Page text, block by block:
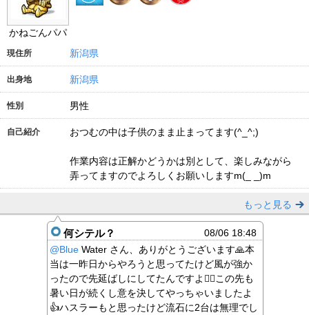
かねごんパパ
現住所 新潟県
出身地 新潟県
性別 男性
自己紹介 おつむの中は子供のまま止まってます(^_^;)
作業内容は正解かどうかは別として、楽しみながら
弄ってますのでよろしくお願いしますm(_ _)m
もっと見る
何シテル？
08/06 18:48
@BlueWater さん、ありがとうございます🙏本
当は一昨日からやろうと思ってたけど風が強か
ったので先延ばしにしてたんですよ🙅‍♂️この先も
暑い日が続くし意を決してやっちゃいましたよ
👍ハスラーもと思ったけど流石に2台は無理でし